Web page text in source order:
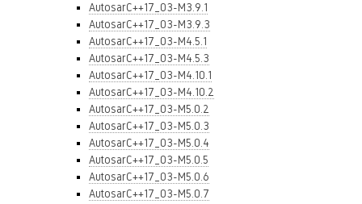
AutosarC++17_03-M3.9.1
AutosarC++17_03-M3.9.3
AutosarC++17_03-M4.5.1
AutosarC++17_03-M4.5.3
AutosarC++17_03-M4.10.1
AutosarC++17_03-M4.10.2
AutosarC++17_03-M5.0.2
AutosarC++17_03-M5.0.3
AutosarC++17_03-M5.0.4
AutosarC++17_03-M5.0.5
AutosarC++17_03-M5.0.6
AutosarC++17_03-M5.0.7